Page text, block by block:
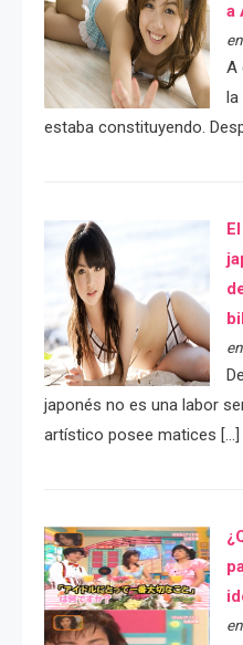
a
A
estaba constituyendo.
japonés no es una labor
artístico posee matices […]